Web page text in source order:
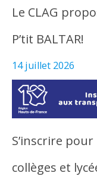
Le CLAG
P’tit BALTAR!
14 juillet 2026
S’inscrire
collèges et